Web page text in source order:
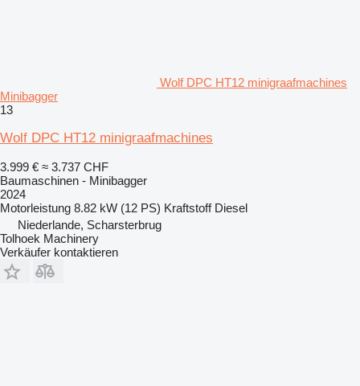
Wolf DPC HT12 minigraafmachines
Minibagger
13
Wolf DPC HT12 minigraafmachines
3.999 € ≈ 3.737 CHF
Baumaschinen - Minibagger
2024
Motorleistung 8.82 kW (12 PS) Kraftstoff Diesel
Niederlande, Scharsterbrug
Tolhoek Machinery
Verkäufer kontaktieren